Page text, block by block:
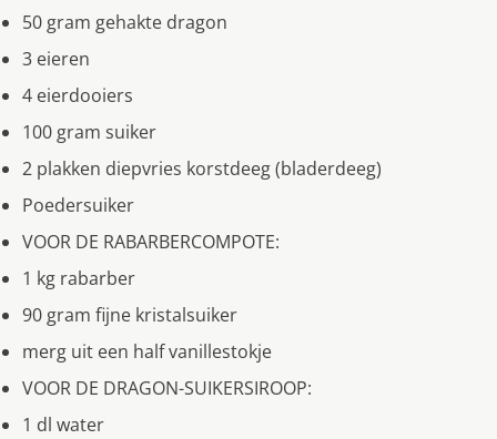
50 gram gehakte dragon
3 eieren
4 eierdooiers
100 gram suiker
2 plakken diepvries korstdeeg (bladerdeeg)
Poedersuiker
VOOR DE RABARBERCOMPOTE:
1 kg rabarber
90 gram fijne kristalsuiker
merg uit een half vanillestokje
VOOR DE DRAGON-SUIKERSIROOP:
1 dl water